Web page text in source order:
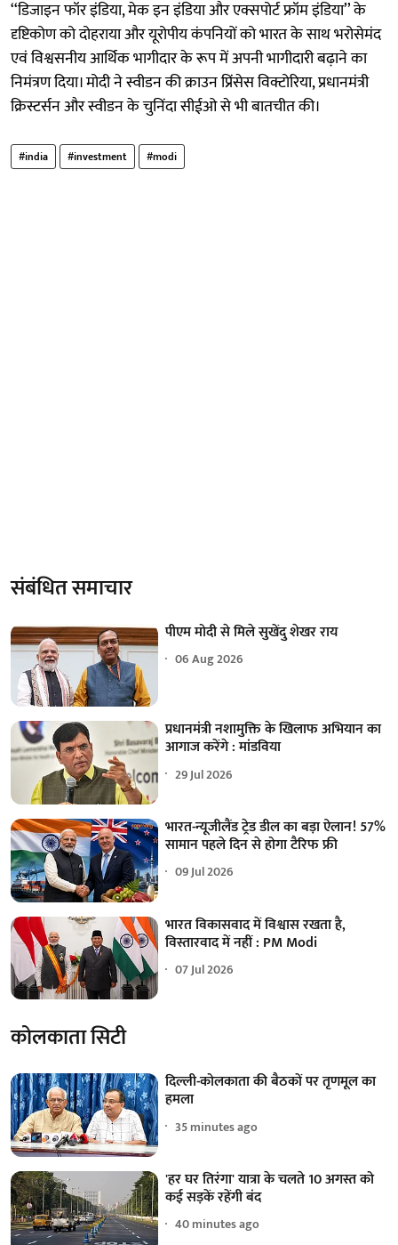
‘‘डिजाइन फॉर इंडिया, मेक इन इंडिया और एक्सपोर्ट फ्रॉम इंडिया’’ के
दृष्टिकोण को दोहराया और यूरोपीय कंपनियों को भारत के साथ भरोसेमंद
एवं विश्वसनीय आर्थिक भागीदार के रूप में अपनी भागीदारी बढ़ाने का
निमंत्रण दिया। मोदी ने स्वीडन की क्राउन प्रिंसेस विक्टोरिया, प्रधानमंत्री
क्रिस्टर्सन और स्वीडन के चुनिंदा सीईओ से भी बातचीत की।
#india #investment #modi
संबंधित समाचार
पीएम मोदी से मिले सुखेंदु शेखर राय
06 Aug 2026
प्रधानमंत्री नशामुक्ति के खिलाफ अभियान का
आगाज करेंगे : मांडविया
29 Jul 2026
भारत-न्यूजीलैंड ट्रेड डील का बड़ा ऐलान! 57%
सामान पहले दिन से होगा टैरिफ फ्री
09 Jul 2026
भारत विकासवाद में विश्वास रखता है,
विस्तारवाद में नहीं : PM Modi
07 Jul 2026
कोलकाता सिटी
दिल्ली-कोलकाता की बैठकों पर तृणमूल का
हमला
35 minutes ago
'हर घर तिरंगा' यात्रा के चलते 10 अगस्त को
कई सड़कें रहेंगी बंद
40 minutes ago